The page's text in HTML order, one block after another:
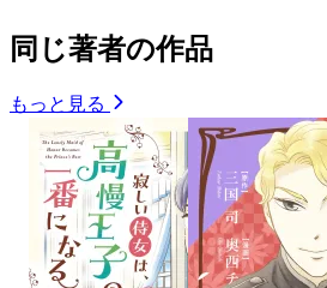
同じ著者の作品
もっと見る